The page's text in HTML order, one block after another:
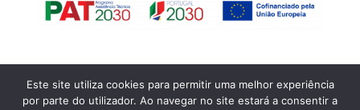
Copyright© 2022 Portugal 2020. Todos os direitos reservados.
Este site utiliza cookies para permitir uma melhor experiência
por parte do utilizador. Ao navegar no site estará a consentir a